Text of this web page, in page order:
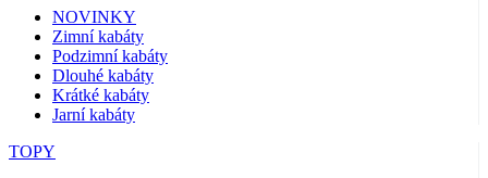
NOVINKY
Zimní kabáty
Podzimní kabáty
Dlouhé kabáty
Krátké kabáty
Jarní kabáty
TOPY